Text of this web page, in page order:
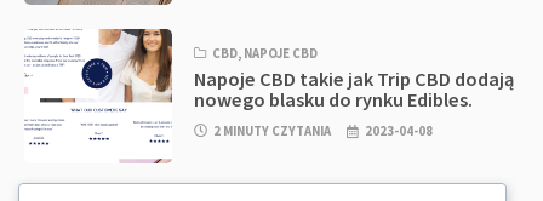
CBD, NAPOJE CBD
Napoje CBD takie jak Trip CBD dodają
nowego blasku do rynku Edibles.
2 MINUTY CZYTANIA 2023-04-08